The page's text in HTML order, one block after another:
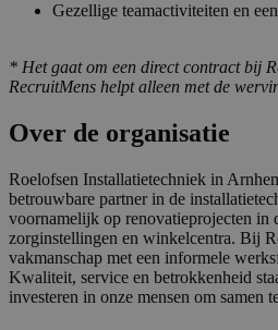
Gezellige teamactiviteiten en
* Het gaat om een direct contract bij
RecruitMens helpt alleen met de
Over de organisatie
Roelofsen Installatietechniek in
betrouwbare partner in de
voornamelijk op renovatieprojecten in
zorginstellingen en winkelcentra. Bij
vakmanschap met een informele
Kwaliteit, service en betrokkenheid
investeren in onze mensen om samen